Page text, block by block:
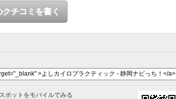
チコミを書く
ポットをモバイルでみる